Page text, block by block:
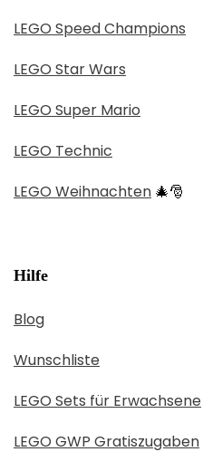
LEGO Speed Champions
LEGO Star Wars
LEGO Super Mario
LEGO Technic
LEGO Weihnachten 🎄🎅
Hilfe
Blog
Wunschliste
LEGO Sets für Erwachsene
LEGO GWP Gratiszugaben